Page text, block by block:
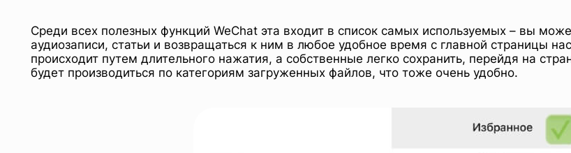
Среди всех полезных функций WeChat эта входит в список самых используемых – вы
аудиозаписи, статьи и возвращаться к ним в любое удобное время с главной страницы
происходит путем длительного нажатия, а собственные легко сохранить, перейдя на
будет производиться по категориям загруженных файлов, что тоже очень удобно.